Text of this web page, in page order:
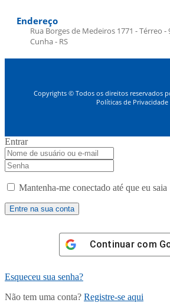
Endereço
Rua Borges de Medeiros 1771 - Térreo -
Cunha - RS
Copyrights © Todos os direitos reservados
Políticas de Privacidade
Entrar
Mantenha-me conectado até que eu saia
Continuar com
Esqueceu sua senha?
Não tem uma conta? Registre-se aqui